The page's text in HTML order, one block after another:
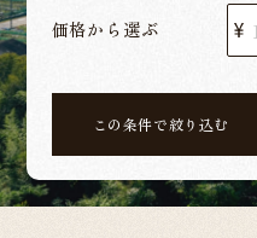
価格から選ぶ
この条件で絞り込む